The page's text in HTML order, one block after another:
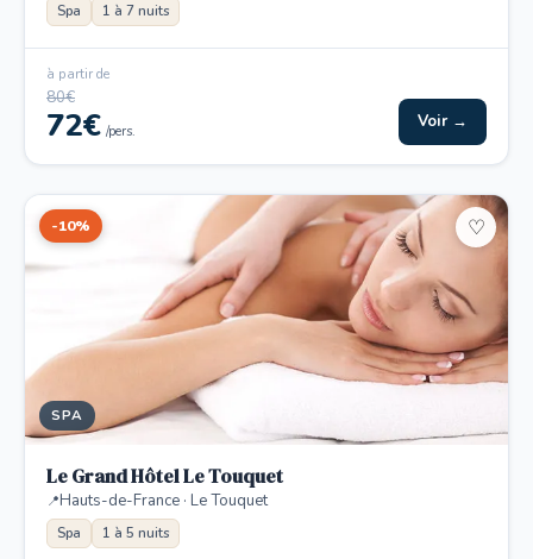
Spa 1 à 7 nuits
à partir de
80€
72€ /pers. Voir →
-10%
SPA
♡
Le Grand Hôtel Le Touquet
Hauts-de-France · Le Touquet
Spa 1 à 5 nuits